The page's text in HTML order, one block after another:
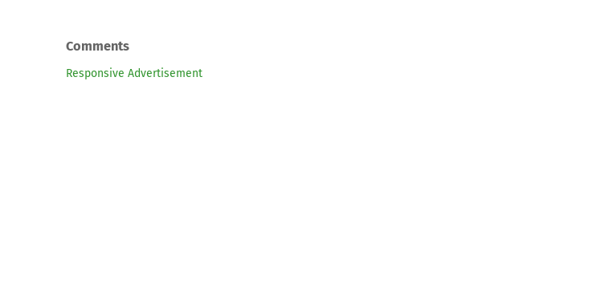
Comments
Responsive Advertisement